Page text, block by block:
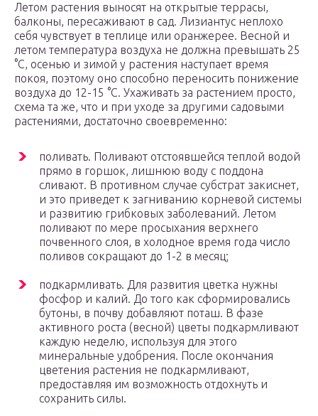
Летом растения выносят на открытые террасы,
балконы, пересаживают в сад. Лизиантус неплохо
себя чувствует в теплице или оранжерее. Весной и
летом температура воздуха не должна превышать 25
°С, осенью и зимой у растения наступает время
покоя, поэтому оно способно переносить понижение
воздуха до 12-15 °С. Ухаживать за растением просто,
схема та же, что и при уходе за другими садовыми
растениями, достаточно своевременно:
поливать. Поливают отстоявшейся теплой водой
прямо в горшок, лишнюю воду с поддона
сливают. В противном случае субстрат закиснет,
и это приведет к загниванию корневой системы
и развитию грибковых заболеваний. Летом
поливают по мере просыхания верхнего
почвенного слоя, в холодное время года число
поливов сокращают до 1-2 в месяц;
подкармливать. Для развития цветка нужны
фосфор и калий. До того как сформировались
бутоны, в почву добавляют поташ. В фазе
активного роста (весной) цветы подкармливают
каждую неделю, используя для этого
минеральные удобрения. После окончания
цветения растения не подкармливают,
предоставляя им возможность отдохнуть и
сохранить силы.